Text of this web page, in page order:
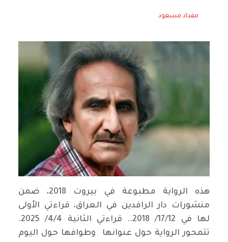
مقداد مسعود
هذه الرواية مطبوعة في بيروت 2018، ضمن
منشورات دار الرافدين في العراق، قراءتي الأولى
لها في 17/12/ 2018.. قراءتي الثانية 4/4/ 2025.
تتمحور الرواية حول عنوانها وطوافها حول اليوم